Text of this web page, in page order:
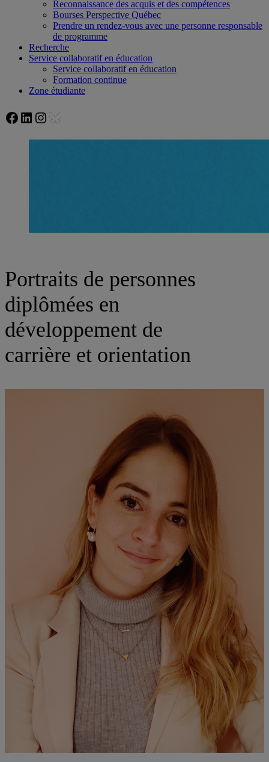
Reconnaissance des acquis et des compétences
Bourses Perspective Québec
Prendre un rendez-vous avec une personne responsable
de programme
Recherche
Service collaboratif en éducation
Service collaboratif en éducation
Formation continue
Zone étudiante
Facebook
LinkedIn
Instagram
Bluesky
Portraits de personnes
diplômées en
développement de
carrière et orientation